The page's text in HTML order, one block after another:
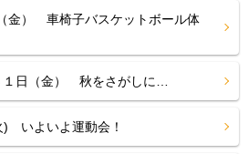
金） 車椅子バスケットボール体
日（金） 秋をさがしに…
いよいよ運動会！